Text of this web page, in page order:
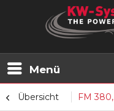
Menü
Übersicht FM